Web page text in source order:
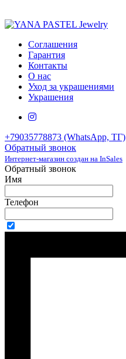
Соглашения
Гарантия
Контакты
О нас
Уход за украшениями
Украшения
+79035778873 (WhatsApp, ТГ)
Обратный звонок
Интернет-магазин создан на InSales
Обратный звонок
Имя
Телефон